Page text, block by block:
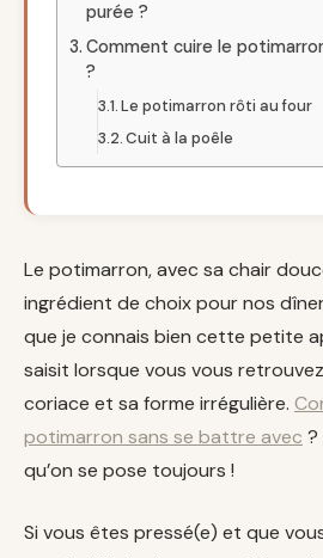
purée ?
Comment cuire le
?
Le potimarron rôti au four
Cuit à la poêle
Le potimarron, avec sa chair
ingrédient de choix pour nos
que je connais bien cette petite
saisit lorsque vous vous
coriace et sa forme irrégulière.
potimarron sans se battre avec ?
qu’on se pose toujours !
Si vous êtes pressé(e) et que